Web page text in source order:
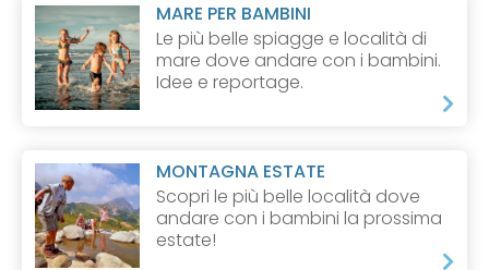
MARE PER BAMBINI
Le più belle spiagge e località di
mare dove andare con i bambini.
Idee e reportage.
MONTAGNA ESTATE
Scopri le più belle località dove
andare con i bambini la prossima
estate!